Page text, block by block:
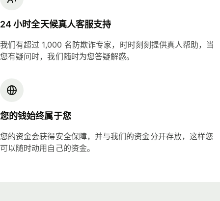
24 小时全天候真人客服支持
我们有超过 1,000 名防欺诈专家，时时刻刻提供真人帮助，当
您有疑问时，我们随时为您答疑解惑。
您的钱始终属于您
您的资金会获得安全保障，并与我们的资金分开存放，这样您
可以随时动用自己的资金。